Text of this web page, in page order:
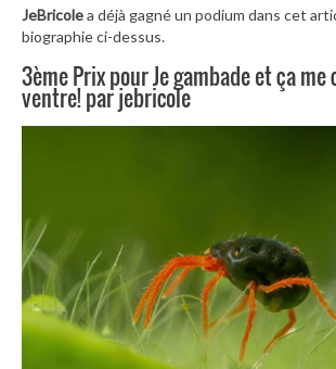
JeBricolea déjà gagné un podium dans cet
biographie ci-dessus.
3ème Prix pour Je gambade et ça
ventre! par jebricole